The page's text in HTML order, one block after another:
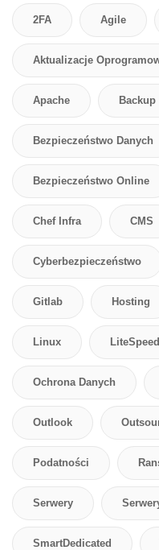
2FA Agile
Aktualizacje
Apache Backup
Bezpieczeństwo Danych
Bezpieczeństwo Online
Chef Infra CMS
Cyberbezpieczeństwo
Gitlab Hosting
Linux LiteSpeed
Ochrona Danych
Outlook
Podatności
Serwery
SmartDedicated